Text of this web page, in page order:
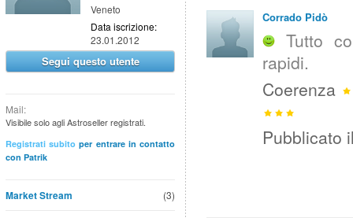
Veneto
Data iscrizione:
23.01.2012
Segui questo utente
Mail:
Visibile solo agli Astroseller registrati.
Registrati subito per entrare in contatto
con Patrik
(3)
Market Stream
Corrado Pidò
Tutto
rapidi.
Coerenza
Pubblicato